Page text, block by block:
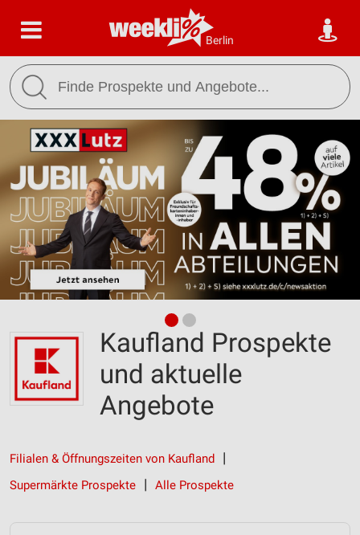
Berlin
Kaufland Prospekte
und aktuelle
Angebote
Filialen & Öffnungszeiten von Kaufland
Supermärkte Prospekte
Alle Prospekte